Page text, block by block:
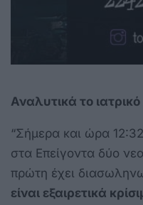
Αναλυτικά το
“Σήμερα και ώρα
στα Επείγοντα δύο
πρώτη έχει
είναι εξαιρετικά